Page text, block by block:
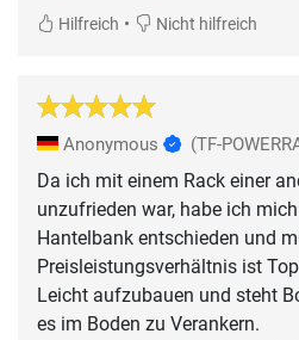
Hilfreich • Nicht hilfreich
Anonymous (TF-
Da ich mit einem Rack einer
unzufrieden war, habe ich
Hantelbank entschieden und
Preisleistungsverhältnis ist
Leicht aufzubauen und steht
es im Boden zu Verankern.